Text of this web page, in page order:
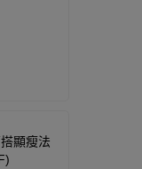
顯瘦法